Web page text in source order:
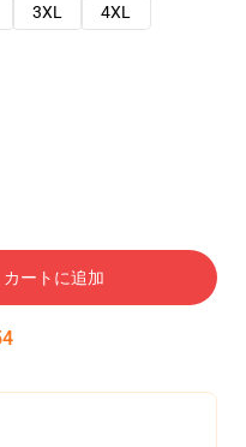
3XL
4XL
カートに追加